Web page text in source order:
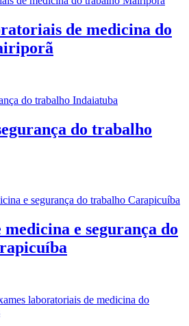
de medicina do
do trabalho
medicina e segurança do